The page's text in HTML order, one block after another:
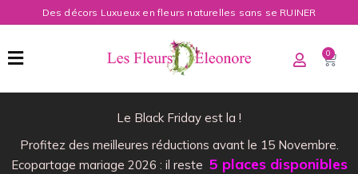
Des décors Luxueux en fleurs naturelles sans se RUINER
0
Le Black Friday est la !
Profitez des meilleures réductions avant le 15 Novembre.
Ecopartage mariage 2026 : il reste 5 places disponibles